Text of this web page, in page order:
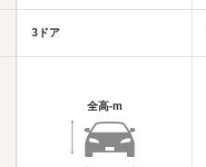
3ドア
全高-m